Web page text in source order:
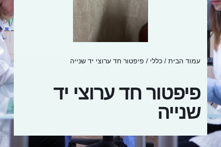
עמוד הבית / כללי / פיפטור חד ערוצי יד שנייה
פיפטור חד ערוצי יד
שנייה